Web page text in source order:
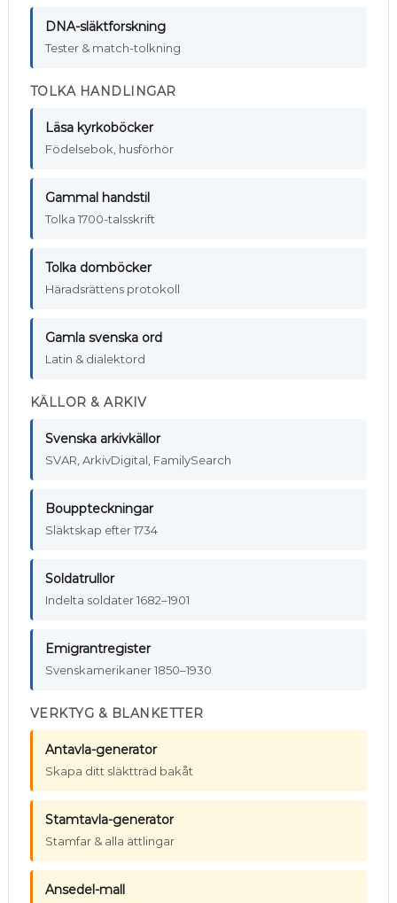
DNA-släktforskning
Tester & match-tolkning
TOLKA HANDLINGAR
Läsa kyrkoböcker
Födelsebok, husförhör
Gammal handstil
Tolka 1700-talsskrift
Tolka domböcker
Häradsrättens protokoll
Gamla svenska ord
Latin & dialektord
KÄLLOR & ARKIV
Svenska arkivkällor
SVAR, ArkivDigital, FamilySearch
Bouppteckningar
Släktskap efter 1734
Soldatrullor
Indelta soldater 1682–1901
Emigrantregister
Svenskamerikaner 1850–1930
VERKTYG & BLANKETTER
Antavla-generator
Skapa ditt släktträd bakåt
Stamtavla-generator
Stamfar & alla ättlingar
Ansedel-mall